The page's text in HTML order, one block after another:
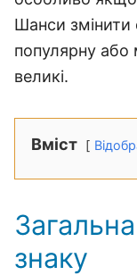
Шанси змінити
популярну або
великі.
Вміст
знаку